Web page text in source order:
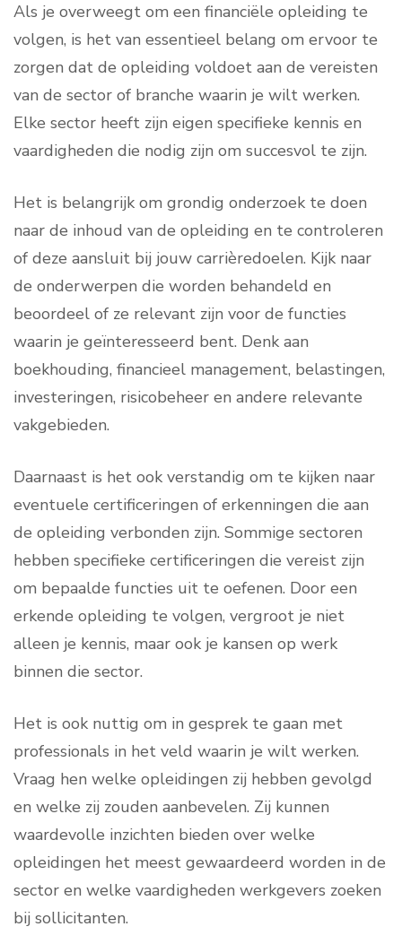
Als je overweegt om een financiële opleiding te
volgen, is het van essentieel belang om ervoor te
zorgen dat de opleiding voldoet aan de vereisten
van de sector of branche waarin je wilt werken.
Elke sector heeft zijn eigen specifieke kennis en
vaardigheden die nodig zijn om succesvol te zijn.
Het is belangrijk om grondig onderzoek te doen
naar de inhoud van de opleiding en te controleren
of deze aansluit bij jouw carrièredoelen. Kijk naar
de onderwerpen die worden behandeld en
beoordeel of ze relevant zijn voor de functies
waarin je geïnteresseerd bent. Denk aan
boekhouding, financieel management, belastingen,
investeringen, risicobeheer en andere relevante
vakgebieden.
Daarnaast is het ook verstandig om te kijken naar
eventuele certificeringen of erkenningen die aan
de opleiding verbonden zijn. Sommige sectoren
hebben specifieke certificeringen die vereist zijn
om bepaalde functies uit te oefenen. Door een
erkende opleiding te volgen, vergroot je niet
alleen je kennis, maar ook je kansen op werk
binnen die sector.
Het is ook nuttig om in gesprek te gaan met
professionals in het veld waarin je wilt werken.
Vraag hen welke opleidingen zij hebben gevolgd
en welke zij zouden aanbevelen. Zij kunnen
waardevolle inzichten bieden over welke
opleidingen het meest gewaardeerd worden in de
sector en welke vaardigheden werkgevers zoeken
bij sollicitanten.